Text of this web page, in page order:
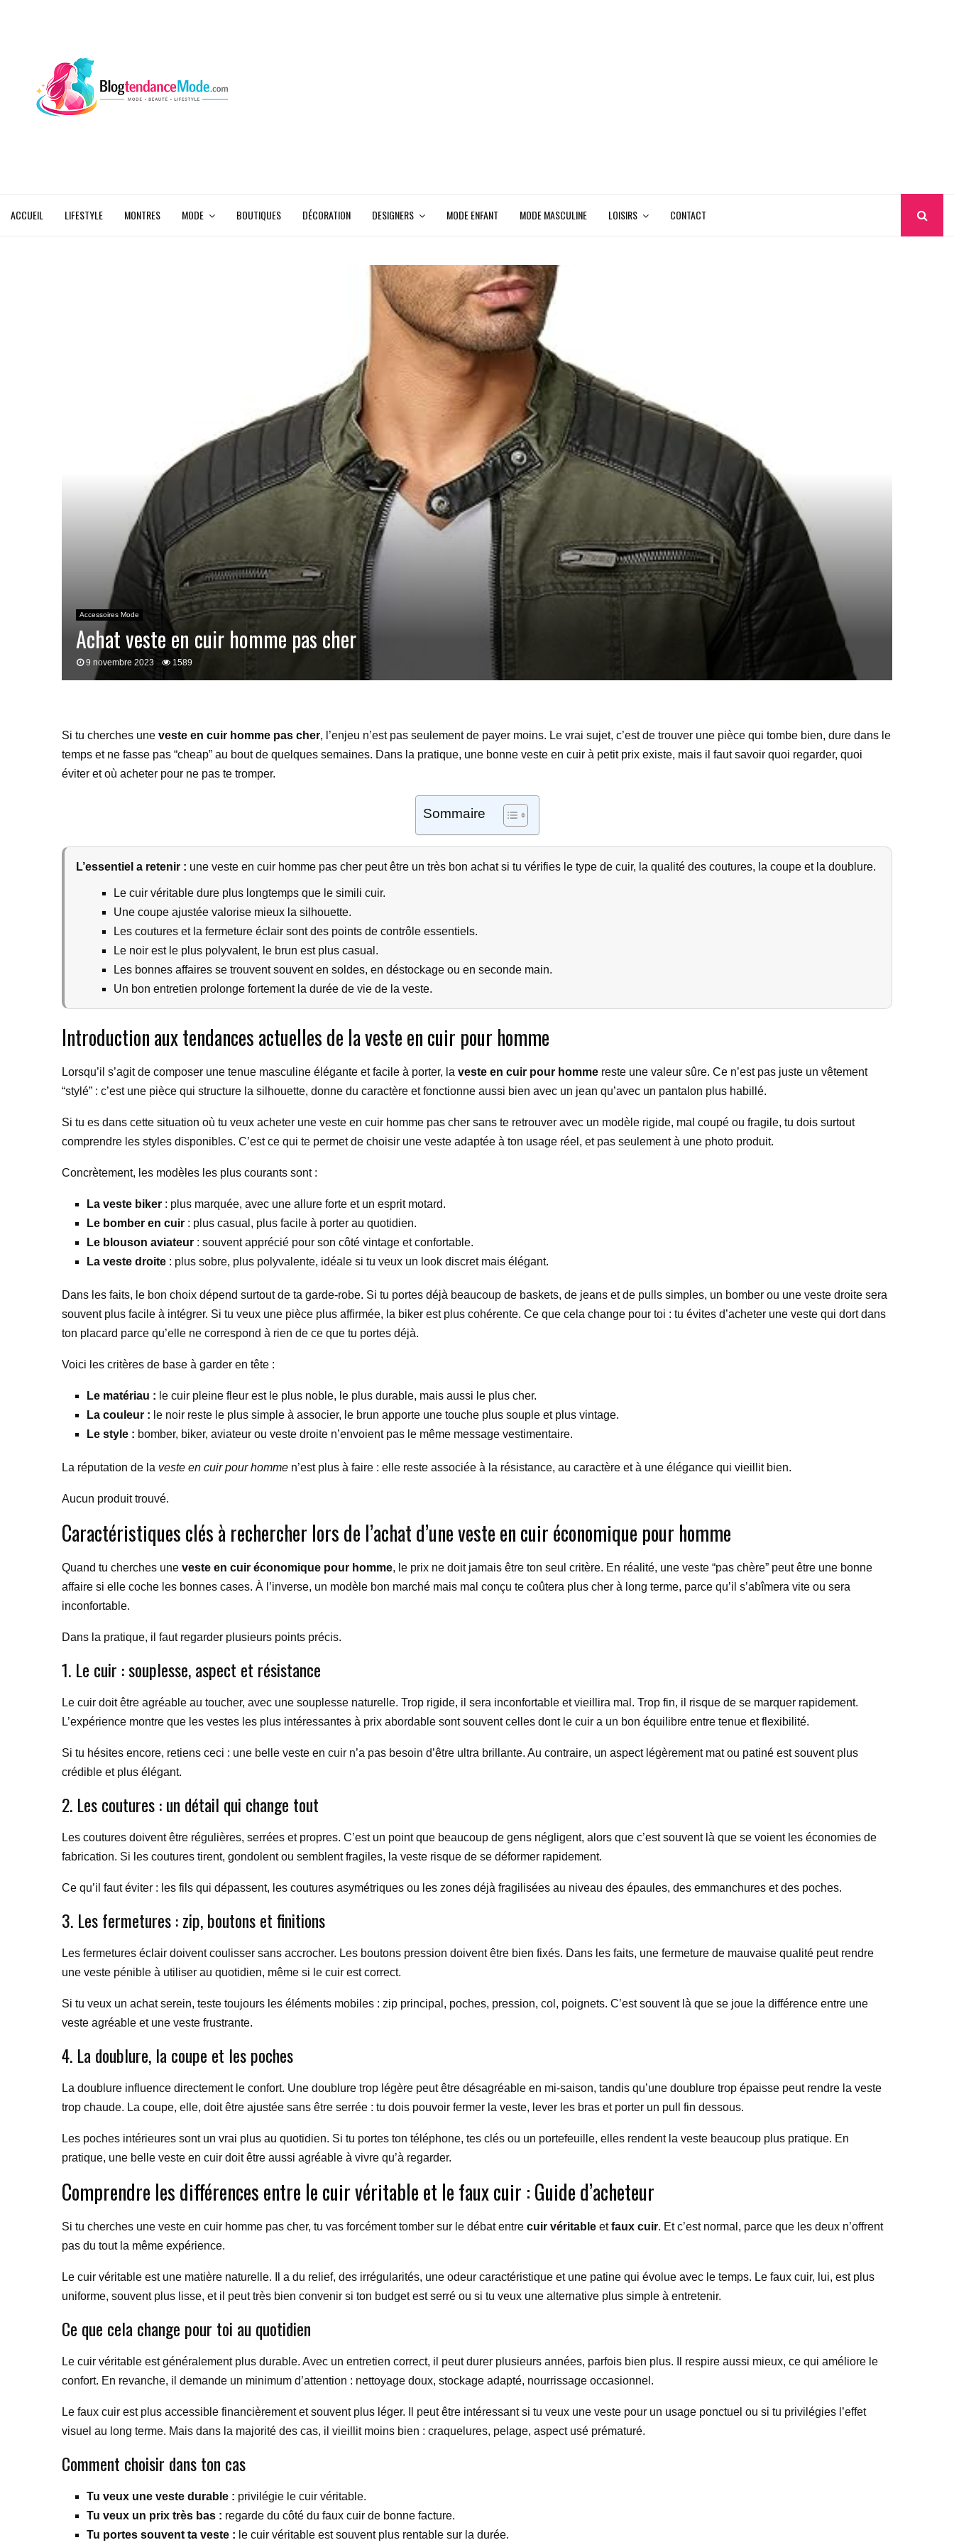
ACCUEIL LIFESTYLE MONTRES MODE BOUTIQUES DÉCORATION DESIGNERS MODE ENFANT MODE MASCULINE LOISIRS CONTACT
Accessoires Mode
Achat veste en cuir homme pas cher
9 novembre 2023 1589
Si tu cherches une veste en cuir homme pas cher, l’enjeu n’est pas seulement de payer moins. Le vrai sujet, c’est de trouver une pièce qui tombe bien, dure dans le
temps et ne fasse pas “cheap” au bout de quelques semaines. Dans la pratique, une bonne veste en cuir à petit prix existe, mais il faut savoir quoi regarder, quoi
éviter et où acheter pour ne pas te tromper.
Sommaire
L’essentiel a retenir : une veste en cuir homme pas cher peut être un très bon achat si tu vérifies le type de cuir, la qualité des coutures, la coupe et la doublure.
Le cuir véritable dure plus longtemps que le simili cuir.
Une coupe ajustée valorise mieux la silhouette.
Les coutures et la fermeture éclair sont des points de contrôle essentiels.
Le noir est le plus polyvalent, le brun est plus casual.
Les bonnes affaires se trouvent souvent en soldes, en déstockage ou en seconde main.
Un bon entretien prolonge fortement la durée de vie de la veste.
Introduction aux tendances actuelles de la veste en cuir pour homme
Lorsqu’il s’agit de composer une tenue masculine élégante et facile à porter, la veste en cuir pour homme reste une valeur sûre. Ce n’est pas juste un vêtement
“stylé” : c’est une pièce qui structure la silhouette, donne du caractère et fonctionne aussi bien avec un jean qu’avec un pantalon plus habillé.
Si tu es dans cette situation où tu veux acheter une veste en cuir homme pas cher sans te retrouver avec un modèle rigide, mal coupé ou fragile, tu dois surtout
comprendre les styles disponibles. C’est ce qui te permet de choisir une veste adaptée à ton usage réel, et pas seulement à une photo produit.
Concrètement, les modèles les plus courants sont :
La veste biker : plus marquée, avec une allure forte et un esprit motard.
Le bomber en cuir : plus casual, plus facile à porter au quotidien.
Le blouson aviateur : souvent apprécié pour son côté vintage et confortable.
La veste droite : plus sobre, plus polyvalente, idéale si tu veux un look discret mais élégant.
Dans les faits, le bon choix dépend surtout de ta garde-robe. Si tu portes déjà beaucoup de baskets, de jeans et de pulls simples, un bomber ou une veste droite sera
souvent plus facile à intégrer. Si tu veux une pièce plus affirmée, la biker est plus cohérente. Ce que cela change pour toi : tu évites d’acheter une veste qui dort dans
ton placard parce qu’elle ne correspond à rien de ce que tu portes déjà.
Voici les critères de base à garder en tête :
Le matériau : le cuir pleine fleur est le plus noble, le plus durable, mais aussi le plus cher.
La couleur : le noir reste le plus simple à associer, le brun apporte une touche plus souple et plus vintage.
Le style : bomber, biker, aviateur ou veste droite n’envoient pas le même message vestimentaire.
La réputation de la veste en cuir pour homme n’est plus à faire : elle reste associée à la résistance, au caractère et à une élégance qui vieillit bien.
Aucun produit trouvé.
Caractéristiques clés à rechercher lors de l’achat d’une veste en cuir économique pour homme
Quand tu cherches une veste en cuir économique pour homme, le prix ne doit jamais être ton seul critère. En réalité, une veste “pas chère” peut être une bonne
affaire si elle coche les bonnes cases. À l’inverse, un modèle bon marché mais mal conçu te coûtera plus cher à long terme, parce qu’il s’abîmera vite ou sera
inconfortable.
Dans la pratique, il faut regarder plusieurs points précis.
1. Le cuir : souplesse, aspect et résistance
Le cuir doit être agréable au toucher, avec une souplesse naturelle. Trop rigide, il sera inconfortable et vieillira mal. Trop fin, il risque de se marquer rapidement.
L’expérience montre que les vestes les plus intéressantes à prix abordable sont souvent celles dont le cuir a un bon équilibre entre tenue et flexibilité.
Si tu hésites encore, retiens ceci : une belle veste en cuir n’a pas besoin d’être ultra brillante. Au contraire, un aspect légèrement mat ou patiné est souvent plus
crédible et plus élégant.
2. Les coutures : un détail qui change tout
Les coutures doivent être régulières, serrées et propres. C’est un point que beaucoup de gens négligent, alors que c’est souvent là que se voient les économies de
fabrication. Si les coutures tirent, gondolent ou semblent fragiles, la veste risque de se déformer rapidement.
Ce qu’il faut éviter : les fils qui dépassent, les coutures asymétriques ou les zones déjà fragilisées au niveau des épaules, des emmanchures et des poches.
3. Les fermetures : zip, boutons et finitions
Les fermetures éclair doivent coulisser sans accrocher. Les boutons pression doivent être bien fixés. Dans les faits, une fermeture de mauvaise qualité peut rendre
une veste pénible à utiliser au quotidien, même si le cuir est correct.
Si tu veux un achat serein, teste toujours les éléments mobiles : zip principal, poches, pression, col, poignets. C’est souvent là que se joue la différence entre une
veste agréable et une veste frustrante.
4. La doublure, la coupe et les poches
La doublure influence directement le confort. Une doublure trop légère peut être désagréable en mi-saison, tandis qu’une doublure trop épaisse peut rendre la veste
trop chaude. La coupe, elle, doit être ajustée sans être serrée : tu dois pouvoir fermer la veste, lever les bras et porter un pull fin dessous.
Les poches intérieures sont un vrai plus au quotidien. Si tu portes ton téléphone, tes clés ou un portefeuille, elles rendent la veste beaucoup plus pratique. En
pratique, une belle veste en cuir doit être aussi agréable à vivre qu’à regarder.
Comprendre les différences entre le cuir véritable et le faux cuir : Guide d’acheteur
Si tu cherches une veste en cuir homme pas cher, tu vas forcément tomber sur le débat entre cuir véritable etfaux cuir. Et c’est normal, parce que les deux n’offrent
pas du tout la même expérience.
Le cuir véritable est une matière naturelle. Il a du relief, des irrégularités, une odeur caractéristique et une patine qui évolue avec le temps. Le faux cuir, lui, est plus
uniforme, souvent plus lisse, et il peut très bien convenir si ton budget est serré ou si tu veux une alternative plus simple à entretenir.
Ce que cela change pour toi au quotidien
Le cuir véritable est généralement plus durable. Avec un entretien correct, il peut durer plusieurs années, parfois bien plus. Il respire aussi mieux, ce qui améliore le
confort. En revanche, il demande un minimum d’attention : nettoyage doux, stockage adapté, nourrissage occasionnel.
Le faux cuir est plus accessible financièrement et souvent plus léger. Il peut être intéressant si tu veux une veste pour un usage ponctuel ou si tu privilégies l’effet
visuel au long terme. Mais dans la majorité des cas, il vieillit moins bien : craquelures, pelage, aspect usé prématuré.
Comment choisir dans ton cas
Tu veux une veste durable : privilégie le cuir véritable.
Tu veux un prix très bas : regarde du côté du faux cuir de bonne facture.
Tu portes souvent ta veste : le cuir véritable est souvent plus rentable sur la durée.